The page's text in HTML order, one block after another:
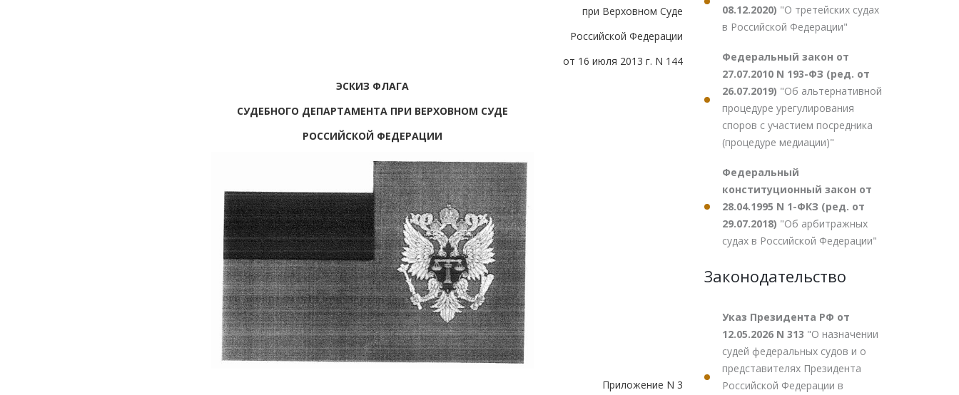
при Верховном Суде
Российской Федерации
от 16 июля 2013 г. N 144
ЭСКИЗ ФЛАГА
СУДЕБНОГО ДЕПАРТАМЕНТА ПРИ ВЕРХОВНОМ СУДЕ
РОССИЙСКОЙ ФЕДЕРАЦИИ
Приложение N 3
08.12.2020) "О третейских судах
в Российской Федерации"
Федеральный закон от
27.07.2010 N 193-ФЗ (ред. от
26.07.2019) "Об альтернативной
процедуре урегулирования
споров с участием посредника
(процедуре медиации)"
Федеральный
конституционный закон от
28.04.1995 N 1-ФКЗ (ред. от
29.07.2018) "Об арбитражных
судах в Российской Федерации"
Законодательство
Указ Президента РФ от
12.05.2026 N 313 "О назначении
судей федеральных судов и о
представителях Президента
Российской Федерации в